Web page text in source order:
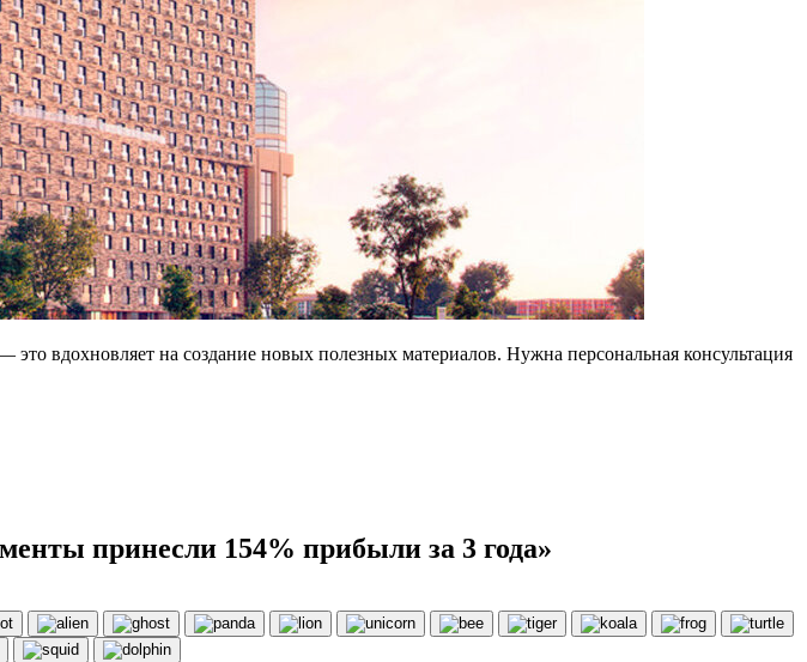
вдохновляет на создание новых полезных материалов. Нужна персональная консультация
принесли 154% прибыли за 3 года»